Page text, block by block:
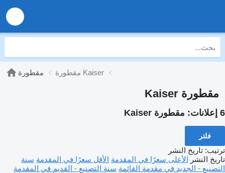
مقطورة مقطورة Kaiser
مقطورة Kaiser
6 إعلانات: مقطورة Kaiser
فلتر
ترتيب: تاريخ النشر
تاريخ النشر الأعلى سعرًا في المقدمة الأقل سعرًا في المقدمة سنة
التصنيع - الجديد في مقدمة القائمة سنة التصنيع - القديم في المقدمة